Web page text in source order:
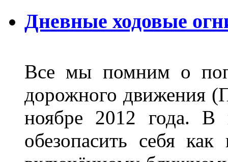
Дневные ходовые
Все мы помним о
дорожного движения
ноябре 2012 года.
обезопасить себя